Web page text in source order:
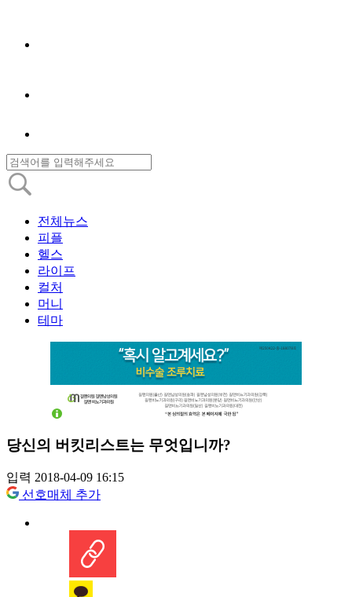
전체뉴스
피플
헬스
라이프
컬처
머니
테마
당신의 버킷리스트는 무엇입니까?
입력 2018-04-09 16:15
선호매체 추가